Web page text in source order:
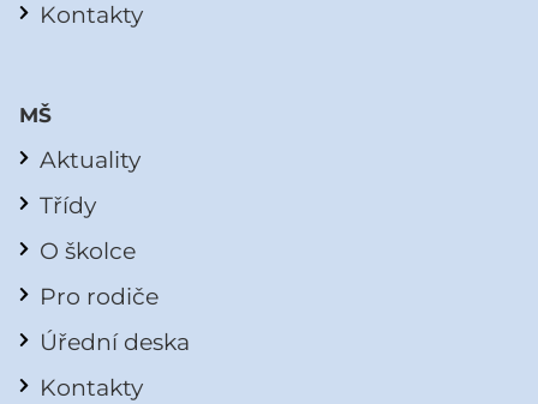
Kontakty
MŠ
Aktuality
Třídy
O školce
Pro rodiče
Úřední deska
Kontakty